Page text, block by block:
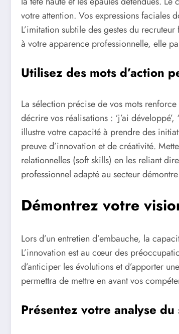
votre attention. Vos expressions faciales
L’imitation subtile des gestes du
à votre apparence professionnelle, elle
Utilisez des mots d’action
La sélection précise de vos mots
décrire vos réalisations : ‘j’ai développé’,
illustre votre capacité à prendre des
preuve d’innovation et de créativité.
relationnelles (soft skills) en les reliant
professionnel adapté au secteur
Démontrez votre
Lors d’un entretien d’embauche, la
L’innovation est au cœur des
d’anticiper les évolutions et d’apporter
permettra de mettre en avant vos
Présentez votre analyse du